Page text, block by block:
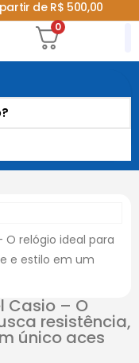
de R$ 500,00
0
Casio – O
resistência,
único aces